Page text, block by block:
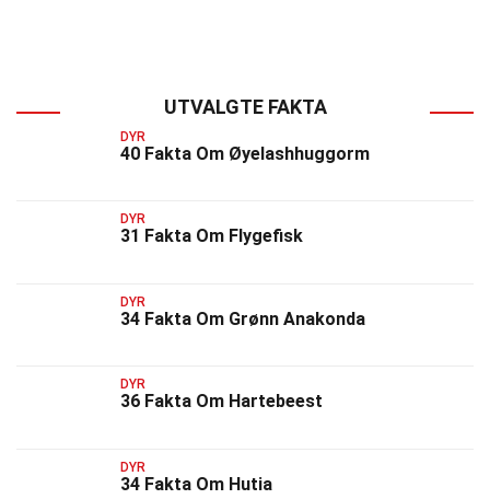
UTVALGTE FAKTA
DYR
40 Fakta Om Øyelashhuggorm
DYR
31 Fakta Om Flygefisk
DYR
34 Fakta Om Grønn Anakonda
DYR
36 Fakta Om Hartebeest
DYR
34 Fakta Om Hutia